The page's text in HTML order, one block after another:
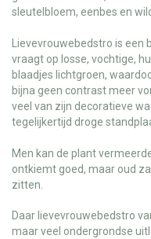
sleutelbloem, eenbes en
Lievevrouwebedstro is een
vraagt op losse, vochtige,
blaadjes lichtgroen,
bijna geen contrast meer
veel van zijn decoratieve
tegelijkertijd droge
Men kan de plant
ontkiemt goed, maar oud
zitten.
Daar lievevrouwebedstro
maar veel ondergrondse